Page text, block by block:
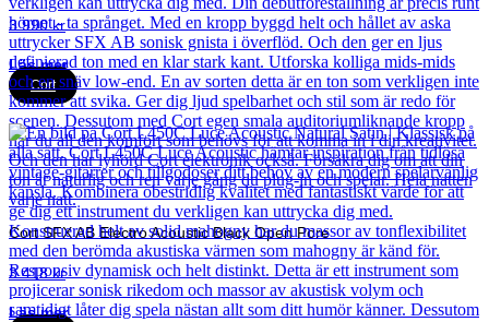
3 990kr
Läs mer
Cort
Cort SFX AB Electro Acoustic Black Open Pore
3 418kr
Läs mer